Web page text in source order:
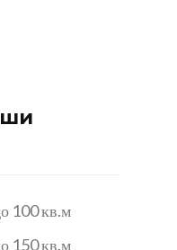
100 кв.м
150 кв.м